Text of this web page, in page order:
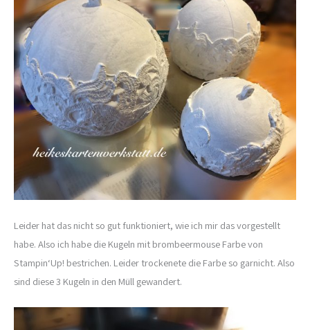
Leider hat das nicht so gut funktioniert, wie ich mir das vorgestellt
habe. Also ich habe die Kugeln mit brombeermouse Farbe von
Stampin‘Up! bestrichen. Leider trockenete die Farbe so garnicht. Also
sind diese 3 Kugeln in den Müll gewandert.